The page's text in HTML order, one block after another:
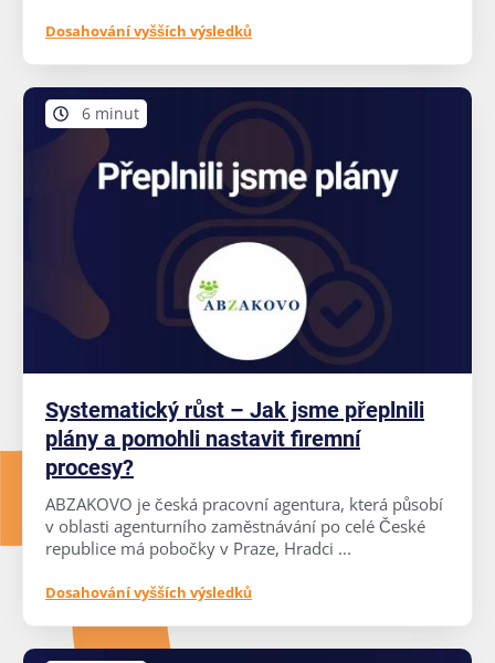
Dosahování vyšších výsledků
6 minut
Systematický růst – Jak jsme přeplnili
plány a pomohli nastavit firemní
procesy?
ABZAKOVO je česká pracovní agentura, která působí
v oblasti agenturního zaměstnávání po celé České
republice má pobočky v Praze, Hradci ...
Dosahování vyšších výsledků